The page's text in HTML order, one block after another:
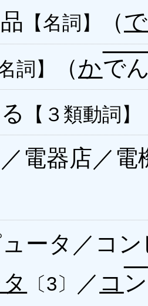
【名詞】 （で
詞】 （かで
【３類動詞】
電器店／電
ータ／コ
〔3〕 ／ コ ン